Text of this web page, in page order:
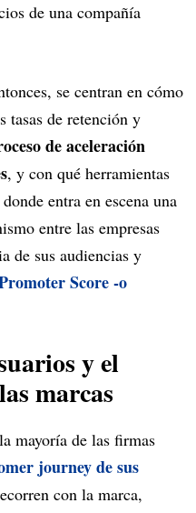
de una compañía
se centran en cómo
tasas de retención y
de aceleración
, y con qué herramientas
entra en escena una
entre las empresas
de sus audiencias y
Score -o
y el
marcas
mayoría de las firmas
journey de sus
con la marca,